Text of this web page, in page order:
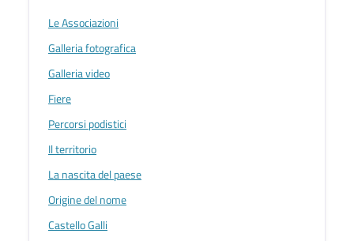
Le Associazioni
Galleria fotografica
Galleria video
Fiere
Percorsi podistici
Il territorio
La nascita del paese
Origine del nome
Castello Galli